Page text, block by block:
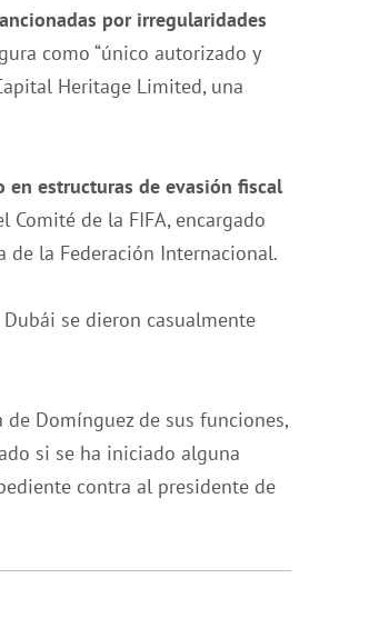
por irregularidades
como “único autorizado y
Heritage Limited, una
estructuras de evasión fiscal
Comité de la FIFA, encargado
la Federación Internacional.
se dieron casualmente
Domínguez de sus funciones,
si se ha iniciado alguna
contra al presidente de